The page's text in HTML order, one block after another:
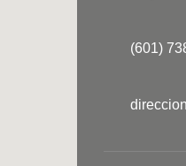
(601)